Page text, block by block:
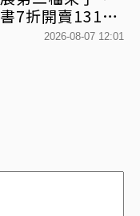
7折開賣131萬
想像2026-08-07 12:01